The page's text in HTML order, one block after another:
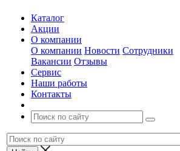
Каталог
Акции
О компании
О компании Новости Сотрудники
Вакансии Отзывы
Сервис
Наши работы
Контакты